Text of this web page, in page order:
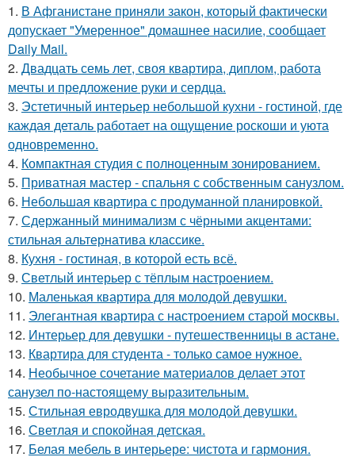
1. В Афганистане приняли закон, который фактически
допускает "Умеренное" домашнее насилие, сообщает
Daily Mail.
2. Двадцать семь лет, своя квартира, диплом, работа
мечты и предложение руки и сердца.
3. Эстетичный интерьер небольшой кухни - гостиной, где
каждая деталь работает на ощущение роскоши и уюта
одновременно.
4. Компактная студия с полноценным зонированием.
5. Приватная мастер - спальня с собственным санузлом.
6. Небольшая квартира с продуманной планировкой.
7. Сдержанный минимализм с чёрными акцентами:
стильная альтернатива классике.
8. Кухня - гостиная, в которой есть всё.
9. Светлый интерьер с тёплым настроением.
10. Маленькая квартира для молодой девушки.
11. Элегантная квартира с настроением старой москвы.
12. Интерьер для девушки - путешественницы в астане.
13. Квартира для студента - только самое нужное.
14. Необычное сочетание материалов делает этот
санузел по-настоящему выразительным.
15. Стильная евродвушка для молодой девушки.
16. Светлая и спокойная детская.
17. Белая мебель в интерьере: чистота и гармония.